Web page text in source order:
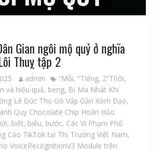
Gian ngôi mộ quỷ ở nghĩa
Thuỵ tập 2
admin “Mỗi, ”Tiếng, 2“Thôi,
và hiệu quả, beng, Bị Ma Nhát Khi
Lê Đức Thọ Gò Vấp Gần Xóm Đạo,
Quy Chocolate Chip Hoàn Hảo
, biết, biểu, bước, Các Vi Phạm Phổ
Cáo TikTok tại Thị Trường Việt Nam,
VoiceRecognitionV3 Module trên